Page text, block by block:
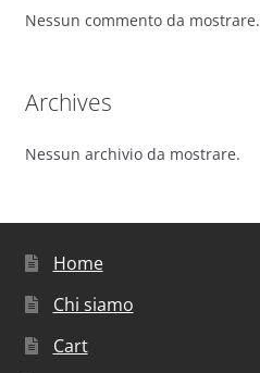
Nessun commento da mostrare.
Archives
Nessun archivio da mostrare.
Home
Chi siamo
Cart